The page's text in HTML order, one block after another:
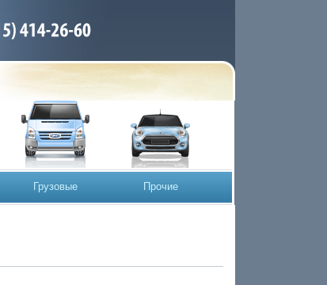
Грузовые Прочие